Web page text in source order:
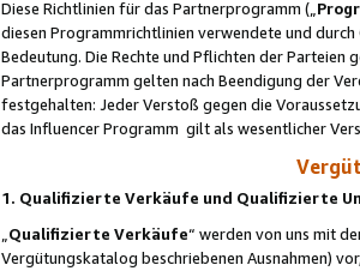
Diese Richtlinien für das Partnerprogramm („
diesen Programmrichtlinien verwendete und
Bedeutung. Die Rechte und Pflichten der
Partnerprogramm gelten nach Beendigung der
festgehalten: Jeder Verstoß gegen die
das Influencer Programm gilt als wesentlicher
1. Qualifizierte Verkäufe und Qualifizierte
Qualifizierte Verkäufe“ werden von uns mit
Vergütungskatalog beschriebenen Ausnahmen)